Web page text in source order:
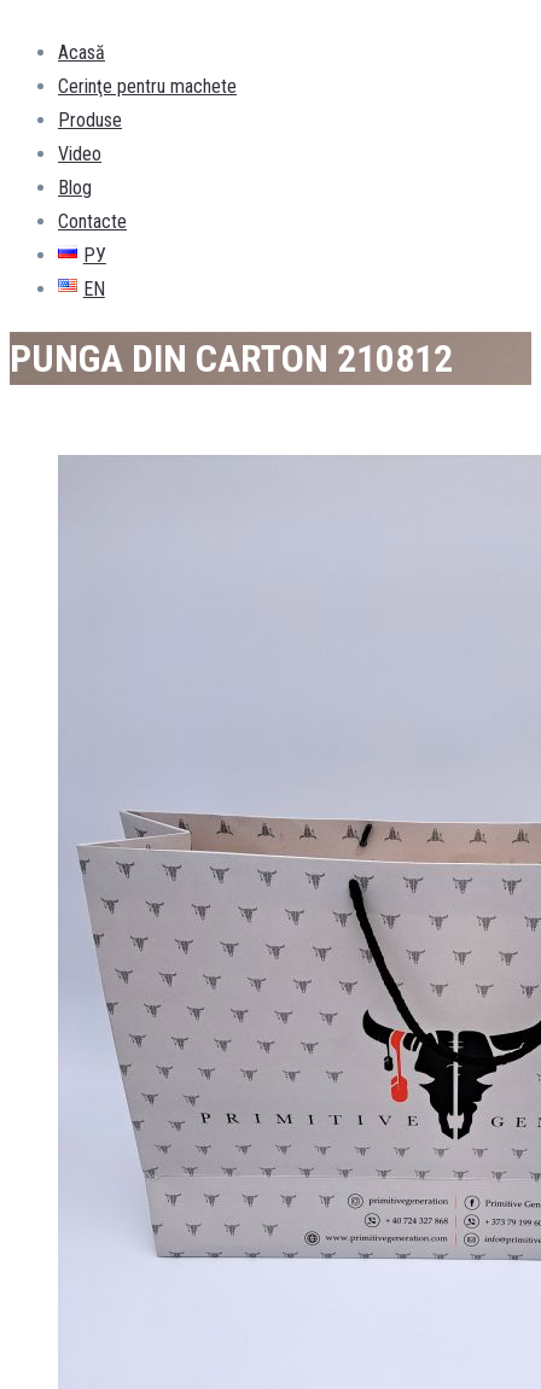
Acasă
Cerinţe pentru machete
Produse
Video
Blog
Contacte
РУ
EN
PUNGA DIN CARTON 210812